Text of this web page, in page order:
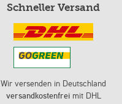
Schneller Versand
Wir versenden in Deutschland
versandkostenfreimit DHL